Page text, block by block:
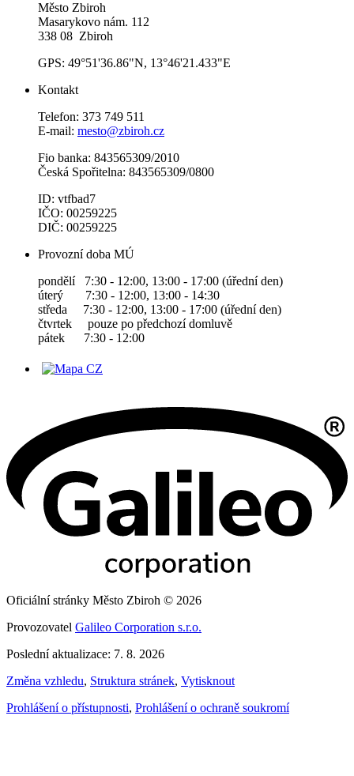
Město Zbiroh
Masarykovo nám. 112
338 08 Zbiroh
GPS: 49°51'36.86"N, 13°46'21.433"E
Kontakt
Telefon: 373 749 511
E-mail: mesto@zbiroh.cz
Fio banka: 843565309/2010
Česká Spořitelna: 843565309/0800
ID: vtfbad7
IČO: 00259225
DIČ: 00259225
Provozní doba MÚ
pondělí 7:30 - 12:00, 13:00 - 17:00 (úřední den)
úterý 7:30 - 12:00, 13:00 - 14:30
středa 7:30 - 12:00, 13:00 - 17:00 (úřední den)
čtvrtek pouze po předchozí domluvě
pátek 7:30 - 12:00
Oficiální stránky Město Zbiroh © 2026
Provozovatel Galileo Corporation s.r.o.
Poslední aktualizace: 7. 8. 2026
Změna vzhledu, Struktura stránek, Vytisknout
Prohlášení o přístupnosti, Prohlášení o ochraně soukromí